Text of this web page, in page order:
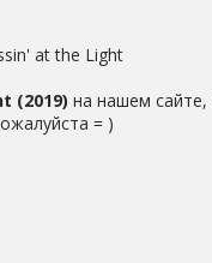
at the Light
(2019) на нашем сайте,
= )